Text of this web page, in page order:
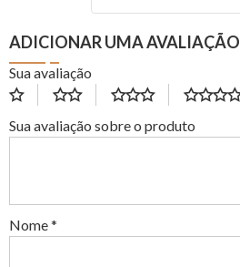
ADICIONAR UMA AVALIAÇÃO
Sua avaliação
Sua avaliação sobre o produto
Nome*